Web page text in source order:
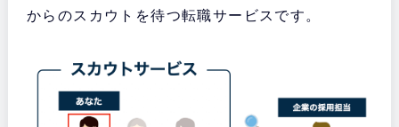
からのスカウトを待つ転職サービスです。